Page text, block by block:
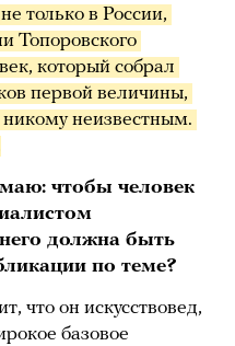
только в России,
Топоровского
который собрал
первой величины,
никому неизвестным.
чтобы человек
должна быть
по теме?
что он искусствовед,
базовое